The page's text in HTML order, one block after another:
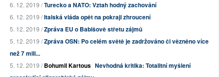
6. 12. 2019 /Turecko a NATO: Vztah hodný zachování
6. 12. 2019 /Italská vláda opět na pokraji zhroucení
5. 12. 2019 /Zpráva EU o Babišově střetu zájmů
5. 12. 2019 /Zpráva OSN: Po celém světě je zadržováno či vězněno více
než 7 mili...
5. 12. 2019 /Bohumil Kartous Nevhodná kritika: Totalitní myšlení